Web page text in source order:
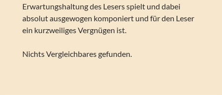
Erwartungshaltung des Lesers spielt und dabei
absolut ausgewogen komponiert und für den Leser
ein kurzweiliges Vergnügen ist.
Nichts Vergleichbares gefunden.